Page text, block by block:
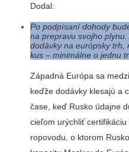
Dodal:
Po podpísaní dohody
na prepravu svojho
dodávky na európsky trh,
kus – minimálne o jednu
Západná Európa sa
keďže dodávky klesajú a
čase, keď Rusko údajne
cieľom urýchliť
ropovodu, o ktorom